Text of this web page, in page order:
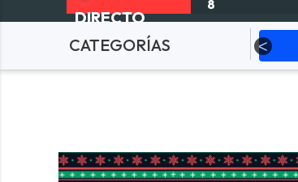
DIRECTO
8
CATEGORÍASActualidad